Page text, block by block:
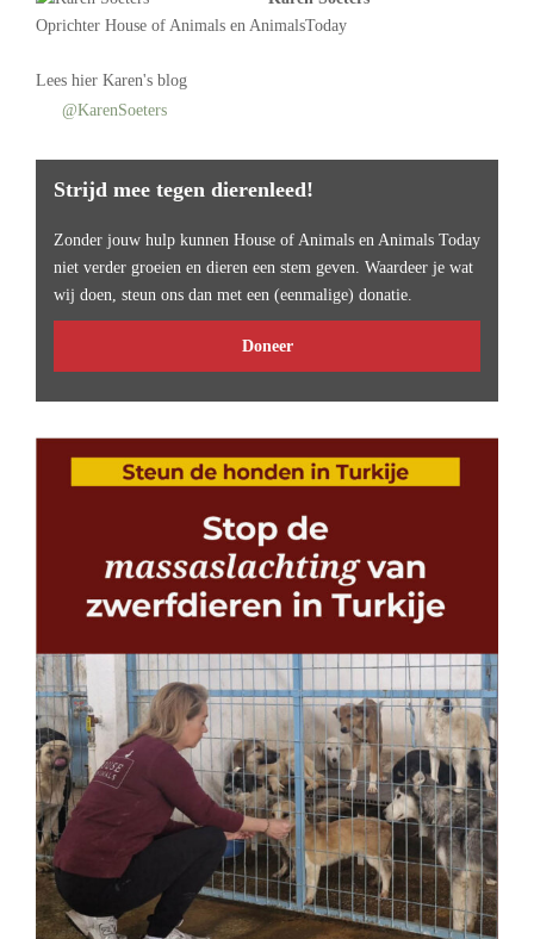
Oprichter House of Animals en AnimalsToday
Lees hier Karen's blog
@KarenSoeters
Strijd mee tegen dierenleed!
Zonder jouw hulp kunnen House of Animals en Animals Today
niet verder groeien en dieren een stem geven. Waardeer je wat
wij doen, steun ons dan met een (eenmalige) donatie.
Doneer